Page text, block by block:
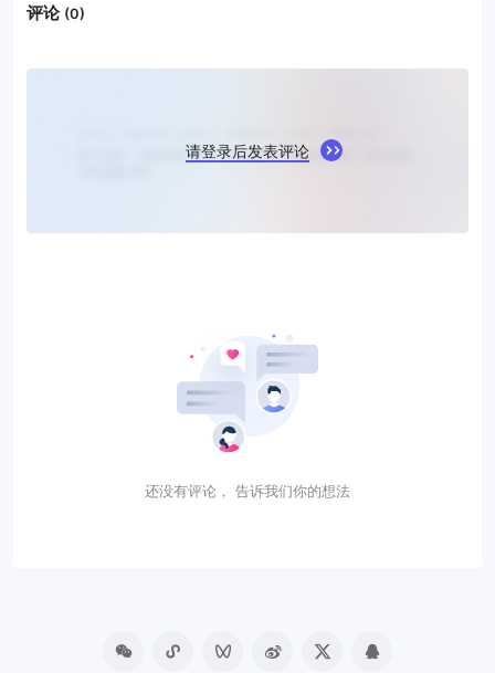
评论 (0)
请登录后发表评论
还没有评论， 告诉我们你的想法